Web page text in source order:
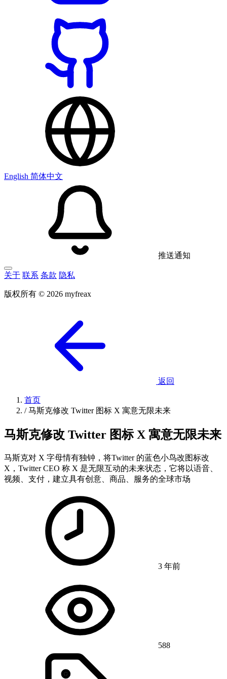
English 简体中文
推送通知
关于 联系 条款 隐私
版权所有 © 2026 myfreax
返回
首页
/ 马斯克修改 Twitter 图标 X 寓意无限未来
马斯克修改 Twitter 图标 X 寓意无限未来
马斯克对 X 字母情有独钟，将Twitter 的蓝色小鸟改图标改
X，Twitter CEO 称 X 是无限互动的未来状态，它将以语音、
视频、支付，建立具有创意、商品、服务的全球市场
3 年前
588